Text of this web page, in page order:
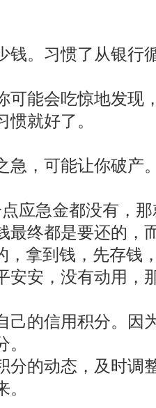
钱。习惯了从银行
可能会吃惊地发
就好了。
，可能让你破产
应急金都没有，
终都是要还的，
，拿到钱，先存
安，没有动用，
的信用积分。因
的动态，及时调